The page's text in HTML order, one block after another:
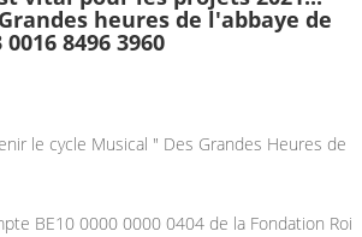
heures de l'abbaye de
8496 3960
le cycle Musical " Des Grandes Heures de
BE10 0000 0000 0404 de la Fondation Roi